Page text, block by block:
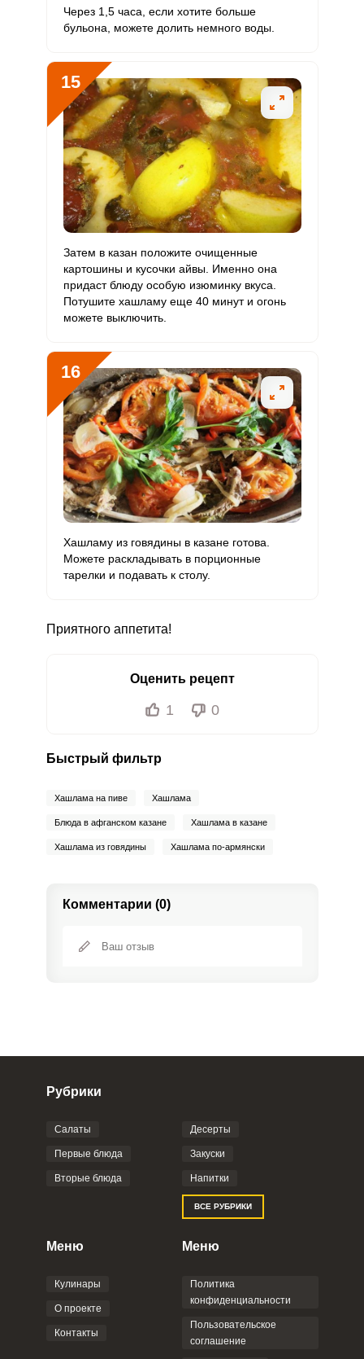
Через 1,5 часа, если хотите больше
бульона, можете долить немного воды.
15
Затем в казан положите очищенные
картошины и кусочки айвы. Именно она
придаст блюду особую изюминку вкуса.
Потушите хашламу еще 40 минут и огонь
можете выключить.
16
Хашламу из говядины в казане готова.
Можете раскладывать в порционные
тарелки и подавать к столу.
Приятного аппетита!
Оценить рецепт
1 0
Быстрый фильтр
Хашлама на пиве Хашлама
Блюда в афганском казане Хашлама в казане
Хашлама из говядины Хашлама по-армянски
Комментарии (0)
Фото до 4 шт, до 5 mb
Отправляя эту форму, вы соглашаетесь с
Политикой
Пользовательским
соглашением
Рубрики
Салаты
Первые блюда
Вторые блюда
Десерты
Закуски
Напитки
ВСЕ РУБРИКИ
Меню
Кулинары
О проекте
Контакты
Меню
Политика
конфиденциальности
Пользовательское
соглашение